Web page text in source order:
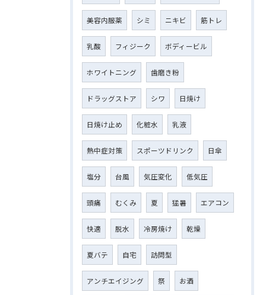
美容内服薬 シミ ニキビ 筋トレ
乳酸 フィジーク ボディービル
ホワイトニング 歯磨き粉
ドラッグストア シワ 日焼け
日焼け止め 化粧水 乳液
熱中症対策 スポーツドリンク 日傘
塩分 台風 気圧変化 低気圧
頭痛 むくみ 夏 猛暑 エアコン
快適 脱水 冷房焼け 乾燥
夏バテ 自宅 訪問型
アンチエイジング 祭 お酒